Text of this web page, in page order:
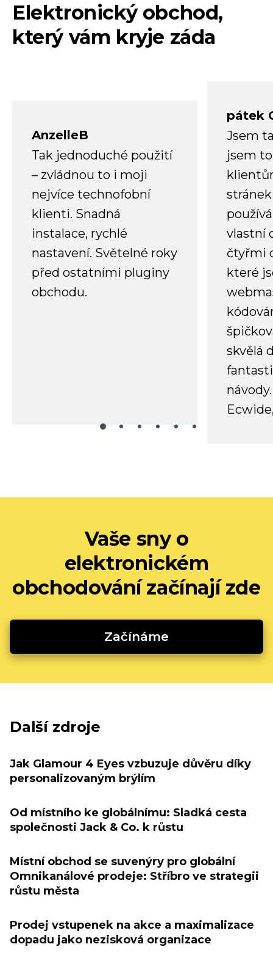
Elektronický obchod,
který vám kryje záda
AnzelleB
Tak jednoduché použití
– zvládnou to i moji
nejvíce technofobní
klienti. Snadná
instalace, rychlé
nastavení. Světelné roky
před ostatními pluginy
obchodu.
pátek
Jsem
jsem
vlastní
čtyřmi
které
skvělá
Vaše sny o
elektronickém
obchodování začínají zde
Začínáme
Další zdroje
Jak Glamour 4 Eyes vzbuzuje důvěru díky
personalizovaným brýlím
Od místního ke globálnímu: Sladká cesta
společnosti Jack & Co. k růstu
Místní obchod se suvenýry pro globální
Omnikanálové prodeje: Stříbro ve strategii
růstu města
Prodej vstupenek na akce a maximalizace
dopadu jako nezisková organizace